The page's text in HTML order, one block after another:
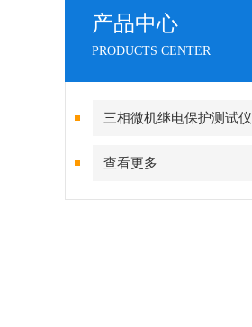
产品中心
PRODUCTS CENTER
三相微机继电保护测试仪
查看更多